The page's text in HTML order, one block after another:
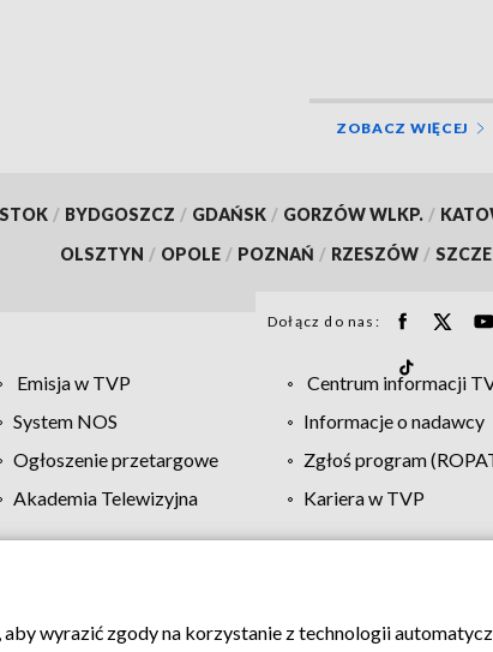
ZOBACZ WIĘCEJ
/ BYDGOSZCZ / GDAŃSK / GORZÓW WLKP. /
OLSZTYN / OPOLE / POZNAŃ / RZESZÓW /
Dołącz do nas:
Emisja w TVP Centrum informacji
System NOS Informacje o nadawcy
Ogłoszenie przetargowe Zgłoś program
Akademia Telewizyjna Kariera w TVP
TVP Polityka prywatności Moje zgody
wyrazić zgody na korzystanie z technologii